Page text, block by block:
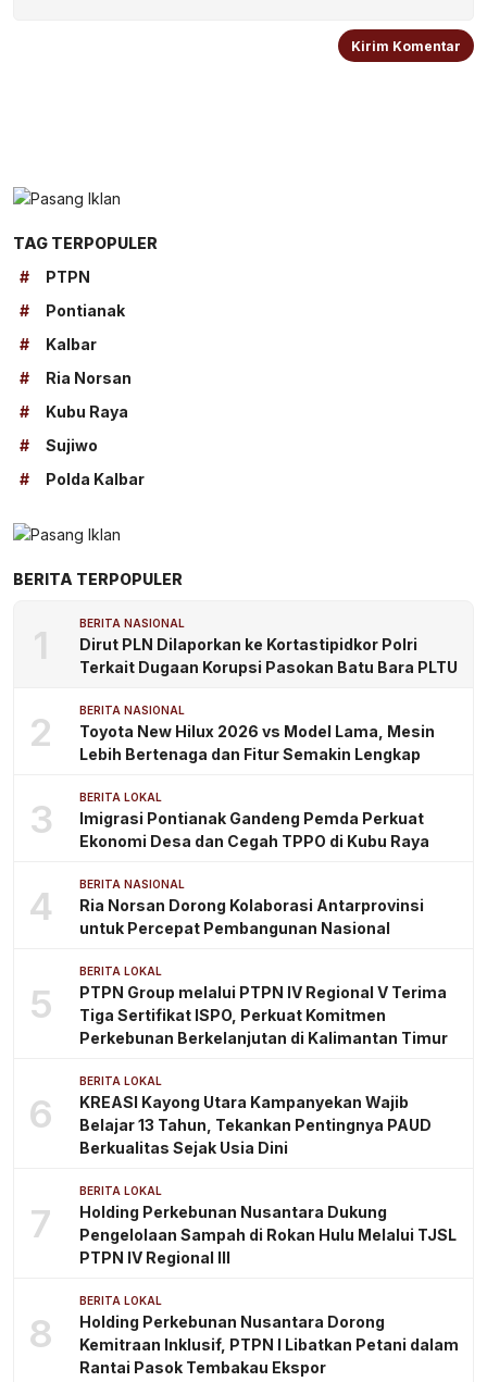
TAG TERPOPULER
#
PTPN
#
Pontianak
#
Kalbar
#
Ria Norsan
#
Kubu Raya
#
Sujiwo
#
Polda Kalbar
BERITA TERPOPULER
1 BERITA NASIONAL
Dirut PLN Dilaporkan ke Kortastipidkor Polri
Terkait Dugaan Korupsi Pasokan Batu Bara PLTU
2 BERITA NASIONAL
Toyota New Hilux 2026 vs Model Lama, Mesin
Lebih Bertenaga dan Fitur Semakin Lengkap
3 BERITA LOKAL
Imigrasi Pontianak Gandeng Pemda Perkuat
Ekonomi Desa dan Cegah TPPO di Kubu Raya
4 BERITA NASIONAL
Ria Norsan Dorong Kolaborasi Antarprovinsi
untuk Percepat Pembangunan Nasional
5
BERITA LOKAL
PTPN Group melalui PTPN IV Regional V Terima
Tiga Sertifikat ISPO, Perkuat Komitmen
Perkebunan Berkelanjutan di Kalimantan Timur
6
BERITA LOKAL
KREASI Kayong Utara Kampanyekan Wajib
Belajar 13 Tahun, Tekankan Pentingnya PAUD
Berkualitas Sejak Usia Dini
7
BERITA LOKAL
Holding Perkebunan Nusantara Dukung
Pengelolaan Sampah di Rokan Hulu Melalui TJSL
PTPN IV Regional III
8
BERITA LOKAL
Holding Perkebunan Nusantara Dorong
Kemitraan Inklusif, PTPN I Libatkan Petani dalam
Rantai Pasok Tembakau Ekspor